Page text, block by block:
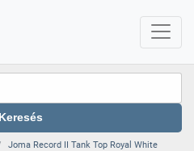
Keresés
Joma Record II Tank Top Royal White